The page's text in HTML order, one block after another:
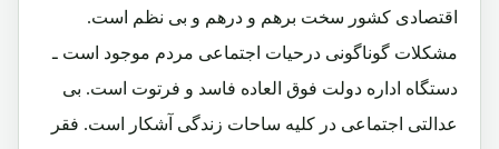
اقتصادی کشور سخت برهم و درهم و بی نظم است.
مشکلات گوناگونی درحیات اجتماعی مردم موجود است ـ
دستگاه اداره دولت فوق العاده فاسد و فرتوت است. بی
عدالتی اجتماعی در کلیه ساحات زندگی آشکار است. فقر